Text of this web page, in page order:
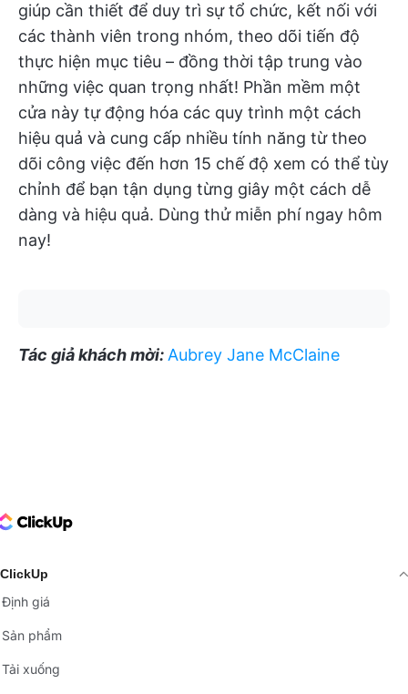
giúp cần thiết để duy trì sự tổ chức, kết nối với
các thành viên trong nhóm, theo dõi tiến độ
thực hiện mục tiêu – đồng thời tập trung vào
những việc quan trọng nhất! Phần mềm một
cửa này tự động hóa các quy trình một cách
hiệu quả và cung cấp nhiều tính năng từ theo
dõi công việc đến hơn 15 chế độ xem có thể tùy
chỉnh để bạn tận dụng từng giây một cách dễ
dàng và hiệu quả. Dùng thử miễn phí ngay hôm
nay!
Tác giả khách mời:Aubrey Jane McClaine
Logo
ClickUp
Định giá
Sản phẩm
Tải xuống